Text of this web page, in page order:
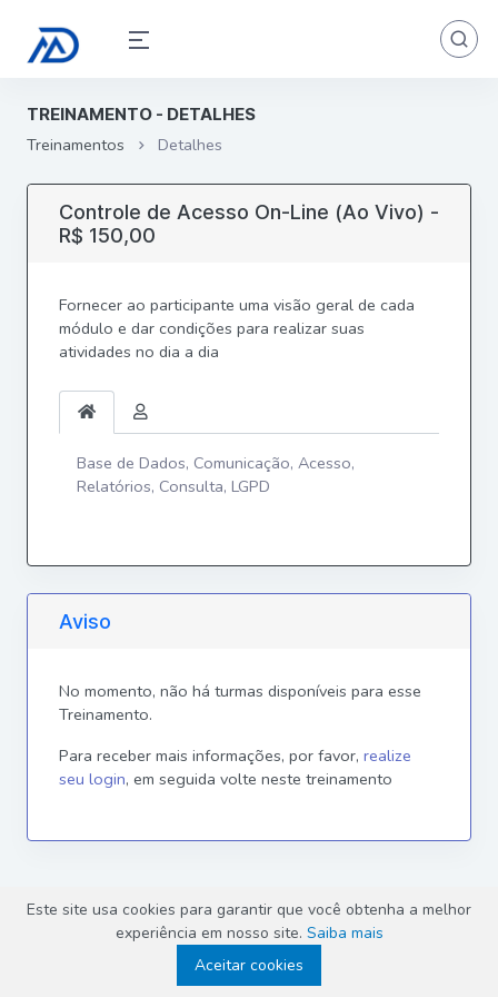
TREINAMENTO - DETALHES
Treinamentos Detalhes
Controle de Acesso On-Line (Ao Vivo) -
R$ 150,00
Fornecer ao participante uma visão geral de cada
módulo e dar condições para realizar suas
atividades no dia a dia
Base de Dados, Comunicação, Acesso,
Relatórios, Consulta, LGPD
Aviso
No momento, não há turmas disponíveis para esse
Treinamento.
Para receber mais informações, por favor, realize
seu login, em seguida volte neste treinamento
Este site usa cookies para garantir que você obtenha a melhor
experiência em nosso site. Saiba mais
Aceitar cookies